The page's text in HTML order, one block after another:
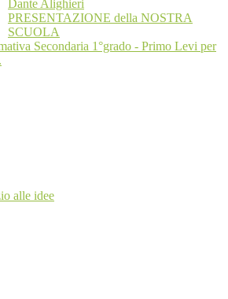
Dante Alighieri
PRESENTAZIONE della NOSTRA
SCUOLA
Secondaria 1°grado - Primo Levi per
alle idee